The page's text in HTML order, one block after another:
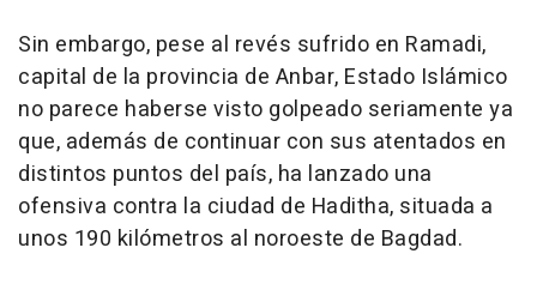
Sin embargo, pese al revés sufrido en Ramadi,
capital de la provincia de Anbar, Estado Islámico
no parece haberse visto golpeado seriamente ya
que, además de continuar con sus atentados en
distintos puntos del país, ha lanzado una
ofensiva contra la ciudad de Haditha, situada a
unos 190 kilómetros al noroeste de Bagdad.